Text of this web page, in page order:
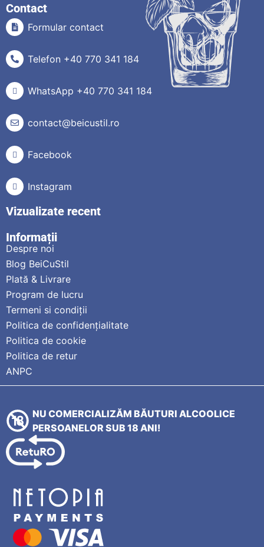
Contact
Formular contact
Telefon +40 770 341 184
WhatsApp +40 770 341 184
contact@beicustil.ro
Facebook
Instagram
Vizualizate recent
Informații
Despre noi
Blog BeiCuStil
Plată & Livrare
Program de lucru
Termeni si condiții
Politica de confidențialitate
Politica de cookie
Politica de retur
ANPC
NU COMERCIALIZĂM BĂUTURI ALCOOLICE
PERSOANELOR SUB 18 ANI!